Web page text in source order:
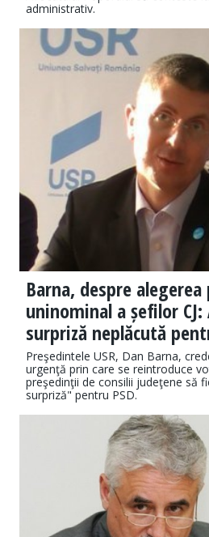
administrativ.
Barna, despre
uninominal a șefilor
surpriză neplăcută
Preşedintele USR, Dan Barna,
urgenţă prin care se reintroduce
preşedinţii de consilii judeţene să
surpriză" pentru PSD.